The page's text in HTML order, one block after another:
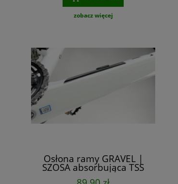
zobacz więcej
Osłona ramy GRAVEL |
SZOSA absorbująca TSS
40cm